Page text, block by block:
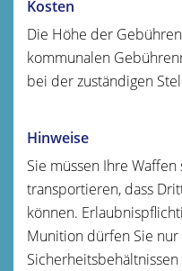
Kosten
Die Höhe der
kommunalen
bei der zuständigen
Hinweise
Sie müssen Ihre
transportieren, dass
können.
Munition dürfen Sie